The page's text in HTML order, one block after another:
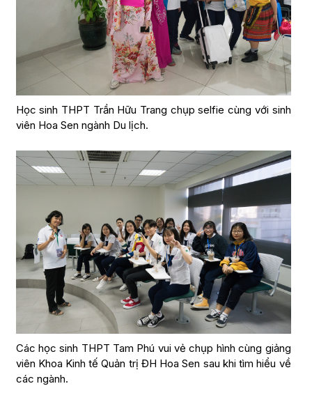
Học sinh THPT Trần Hữu Trang chụp selfie cùng với sinh
viên Hoa Sen ngành Du lịch.
Các học sinh THPT Tam Phú vui vẻ chụp hình cùng giảng
viên Khoa Kinh tế Quản trị ĐH Hoa Sen sau khi tìm hiểu về
các ngành.